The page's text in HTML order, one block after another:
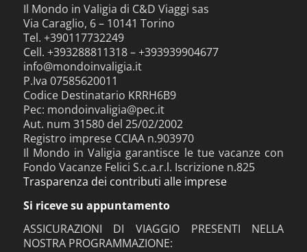
Il Mondo in Valigia di C&D Viaggi sas
Via Caraglio, 6 – 10141 Torino
Tel. +390117732249
Cell. +393288811318 – +393939904677
info@mondoinvaligia.it
P.Iva 07585620011
Codice Destinatario KRRH6B9
Pec: mondoinvaligia@pec.it
Aut. num 31580 del 25/02/2002
Registro imprese CCIAA n.903970
Il Mondo in Valigia garantisce le tue vacanze con
Fondo Vacanze Felici S.c.a.r.l. Iscrizione n.825
Trasparenza dei contributi alle imprese
Si riceve su appuntamento
ASSICURAZIONI DI VIAGGIO PRESENTI NELLA
NOSTRA PROGRAMMAZIONE: